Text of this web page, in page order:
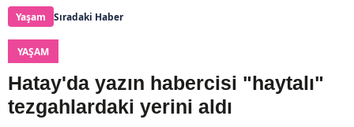
Yaşam Sıradaki Haber
YAŞAM
Hatay'da yazın habercisi "haytalı"
tezgahlardaki yerini aldı